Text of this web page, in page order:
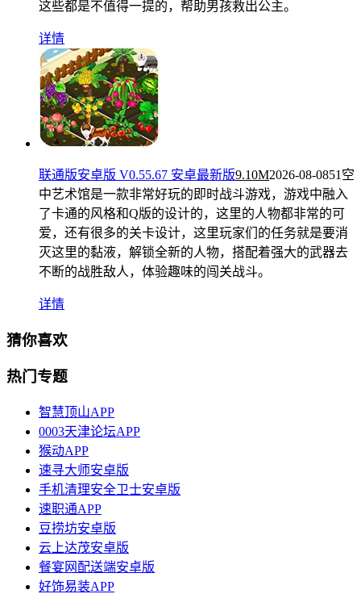
这些都是不值得一提的，帮助男孩救出公主。
详情
联通版安卓版 V0.55.67 安卓最新版9.10M2026-08-0851空
中艺术馆是一款非常好玩的即时战斗游戏，游戏中融入
了卡通的风格和Q版的设计的，这里的人物都非常的可
爱，还有很多的关卡设计，这里玩家们的任务就是要消
灭这里的黏液，解锁全新的人物，搭配着强大的武器去
不断的战胜敌人，体验趣味的闯关战斗。
详情
猜你喜欢
热门专题
智慧顶山APP
0003天津论坛APP
猴动APP
速寻大师安卓版
手机清理安全卫士安卓版
速职通APP
豆捞坊安卓版
云上达茂安卓版
餐宴网配送端安卓版
好饰易装APP